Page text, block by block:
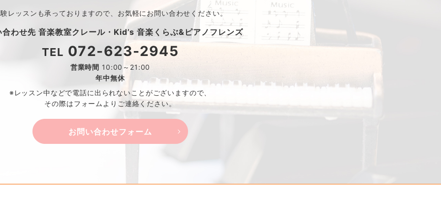
レッスンも承っておりますので、 お気軽にお問い合わせください。
合わせ先 音楽教室クレール・ Kid’s 音楽くらぶ&ピアノフレンズ
TEL 072-623-2945
営業時間 10:00～21:00
年中無休
※レッスン中などで電話に出られないことがございますので、
その際はフォームよりご連絡ください。
お問い合わせフォーム